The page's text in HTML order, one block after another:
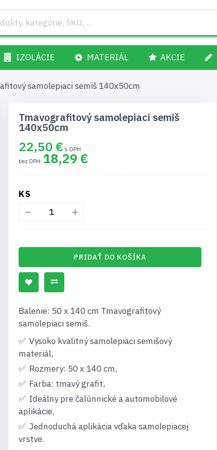
IZOLÁCIE MATERIÁL AKCIE
samolepiaci semiš 140x50cm​
Tmavografitový samolepiaci semiš
140x50cm​
22,50 €
18,29 €
KS
PRIDAŤ DO KOŠÍKA
Balenie: 50 x 140 cm Tmavografitový
samolepiaci semiš.
Vysoko kvalitný samolepiaci semišový
materiál,
Rozmery: 50 x 140 cm,
Farba: tmavý grafit,
Ideálny pre čalúnnické a automobilové
aplikácie,
Jednoduchá aplikácia vďaka samolepiacej
vrstve.